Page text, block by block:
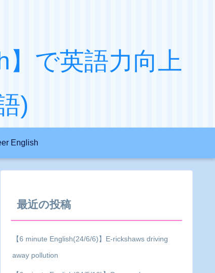
で英語力向上
)
English
最近の投稿
【6 minute English(24/6/6)】E-rickshaws driving
away pollution